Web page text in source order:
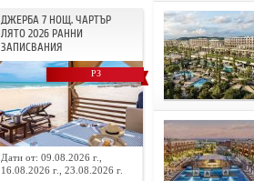
ДЖЕРБА 7 НОЩ. ЧАРТЪР
ЛЯТО 2026 РАННИ
ЗАПИСВАНИЯ
РЗ
Дати от: 09.08.2026 г.,
16.08.2026 г., 23.08.2026 г.